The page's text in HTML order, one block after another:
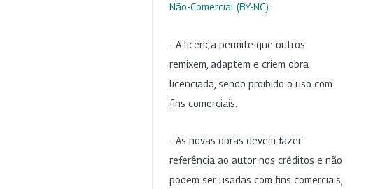
Não-Comercial (BY-NC)
- A licença permite que outros
remixem, adaptem e criem obra
licenciada, sendo proibido o uso com
fins comerciais.
- As novas obras devem fazer
referência ao autor nos créditos e não
podem ser usadas com fins comerciais,